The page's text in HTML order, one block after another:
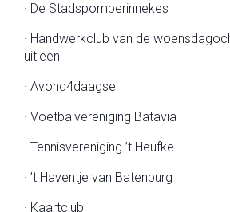
· De Stadspomperinnekes
· Handwerkclub van de
uitleen
· Avond4daagse
· Voetbalvereniging Batavia
· Tennisvereniging ’t Heufke
· ’t Haventje van Batenburg
· Kaartclub